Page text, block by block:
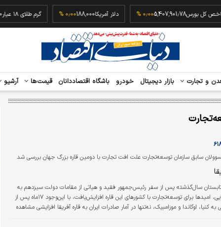
شاخص کل بورس5,407,901.78۰٫۰۰ % دلار آمریکا188,000۰٫۰۰ % گرم طلای ۱۸ عیار
و تجارت بازار دیجیتال خودرو باشگاه اقتصاددانان قیمت‌ها آرشیو
سابق سازمان توسعه‌تجارت‌ علت افت تجارت با دومین قاره بزرگ جهان بررسی شد
سال‌گذشته پس از سفر رئیس‌جمهور فقید و هیاتی از مقامات دولت سیزدهم به
سه کشور آفریقایی، امیدها برای توسعه‌تجارت با کشورهای این قاره افزایش‌یافت، با این‌وجود ۱۷‌ماه پس از
سفر هیات ایرانی به کنیا، اوگاندا و موزامبیک، نه‌تنها در آمار صادرات ایران به قاره آفریقا افزایشی مشاهده